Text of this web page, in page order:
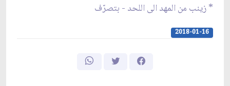
* زينب من المهد الى اللحد - بتصرّف
2018-01-16